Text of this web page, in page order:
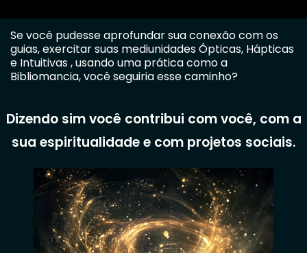
Se você pudesse aprofundar sua conexão com os
guias, exercitar suas mediunidades Ópticas, Hápticas
e Intuitivas , usando uma prática como a
Bibliomancia, você seguiria esse caminho?
Dizendo sim você contribui com você, com a
sua espiritualidade e com projetos sociais.